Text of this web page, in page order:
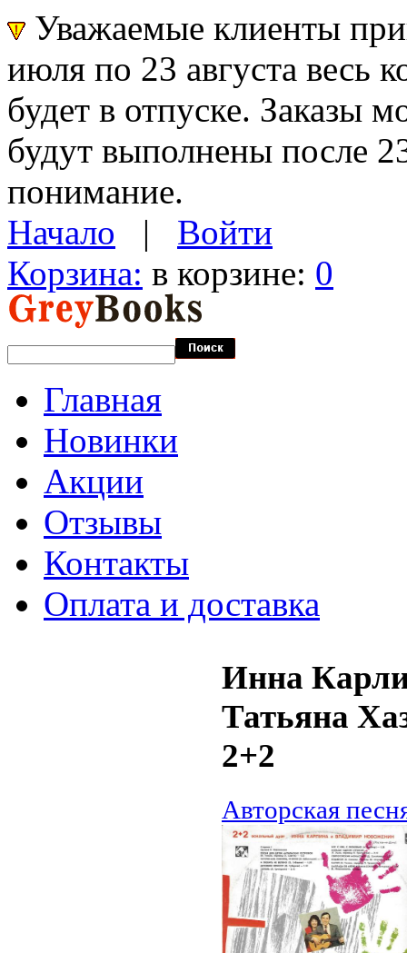
Уважаемые клиенты
июля по 23 августа весь
будет в отпуске. Заказы
будут выполнены после
понимание.
Начало | Войти
Корзина: в корзине: 0
Главная
Новинки
Акции
Отзывы
Контакты
Оплата и доставка
Инна
Татьяна
2+2
Авторская